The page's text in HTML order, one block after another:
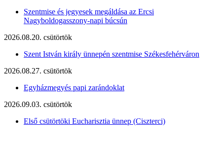
Szentmise és jegyesek megáldása az Ercsi
Nagyboldogasszony-napi búcsún
2026.08.20. csütörtök
Szent István király ünnepén szentmise Székesfehérváron
2026.08.27. csütörtök
Egyházmegyés papi zarándoklat
2026.09.03. csütörtök
Első csütörtöki Eucharisztia ünnep (Ciszterci)